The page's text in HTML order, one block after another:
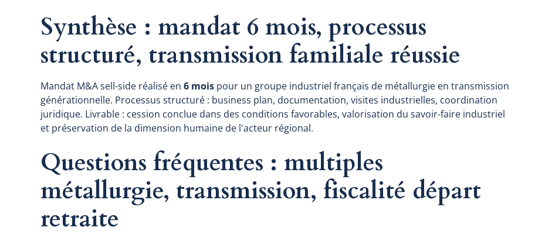
Synthèse : mandat 6 mois, processus
structuré, transmission familiale réussie
Mandat M&A sell-side réalisé en6 mois pour un groupe industriel français de métallurgie en transmission
générationnelle. Processus structuré : business plan, documentation, visites industrielles, coordination
juridique. Livrable : cession conclue dans des conditions favorables, valorisation du savoir-faire industriel
et préservation de la dimension humaine de l'acteur régional.
Questions fréquentes : multiples
métallurgie, transmission, fiscalité départ
retraite